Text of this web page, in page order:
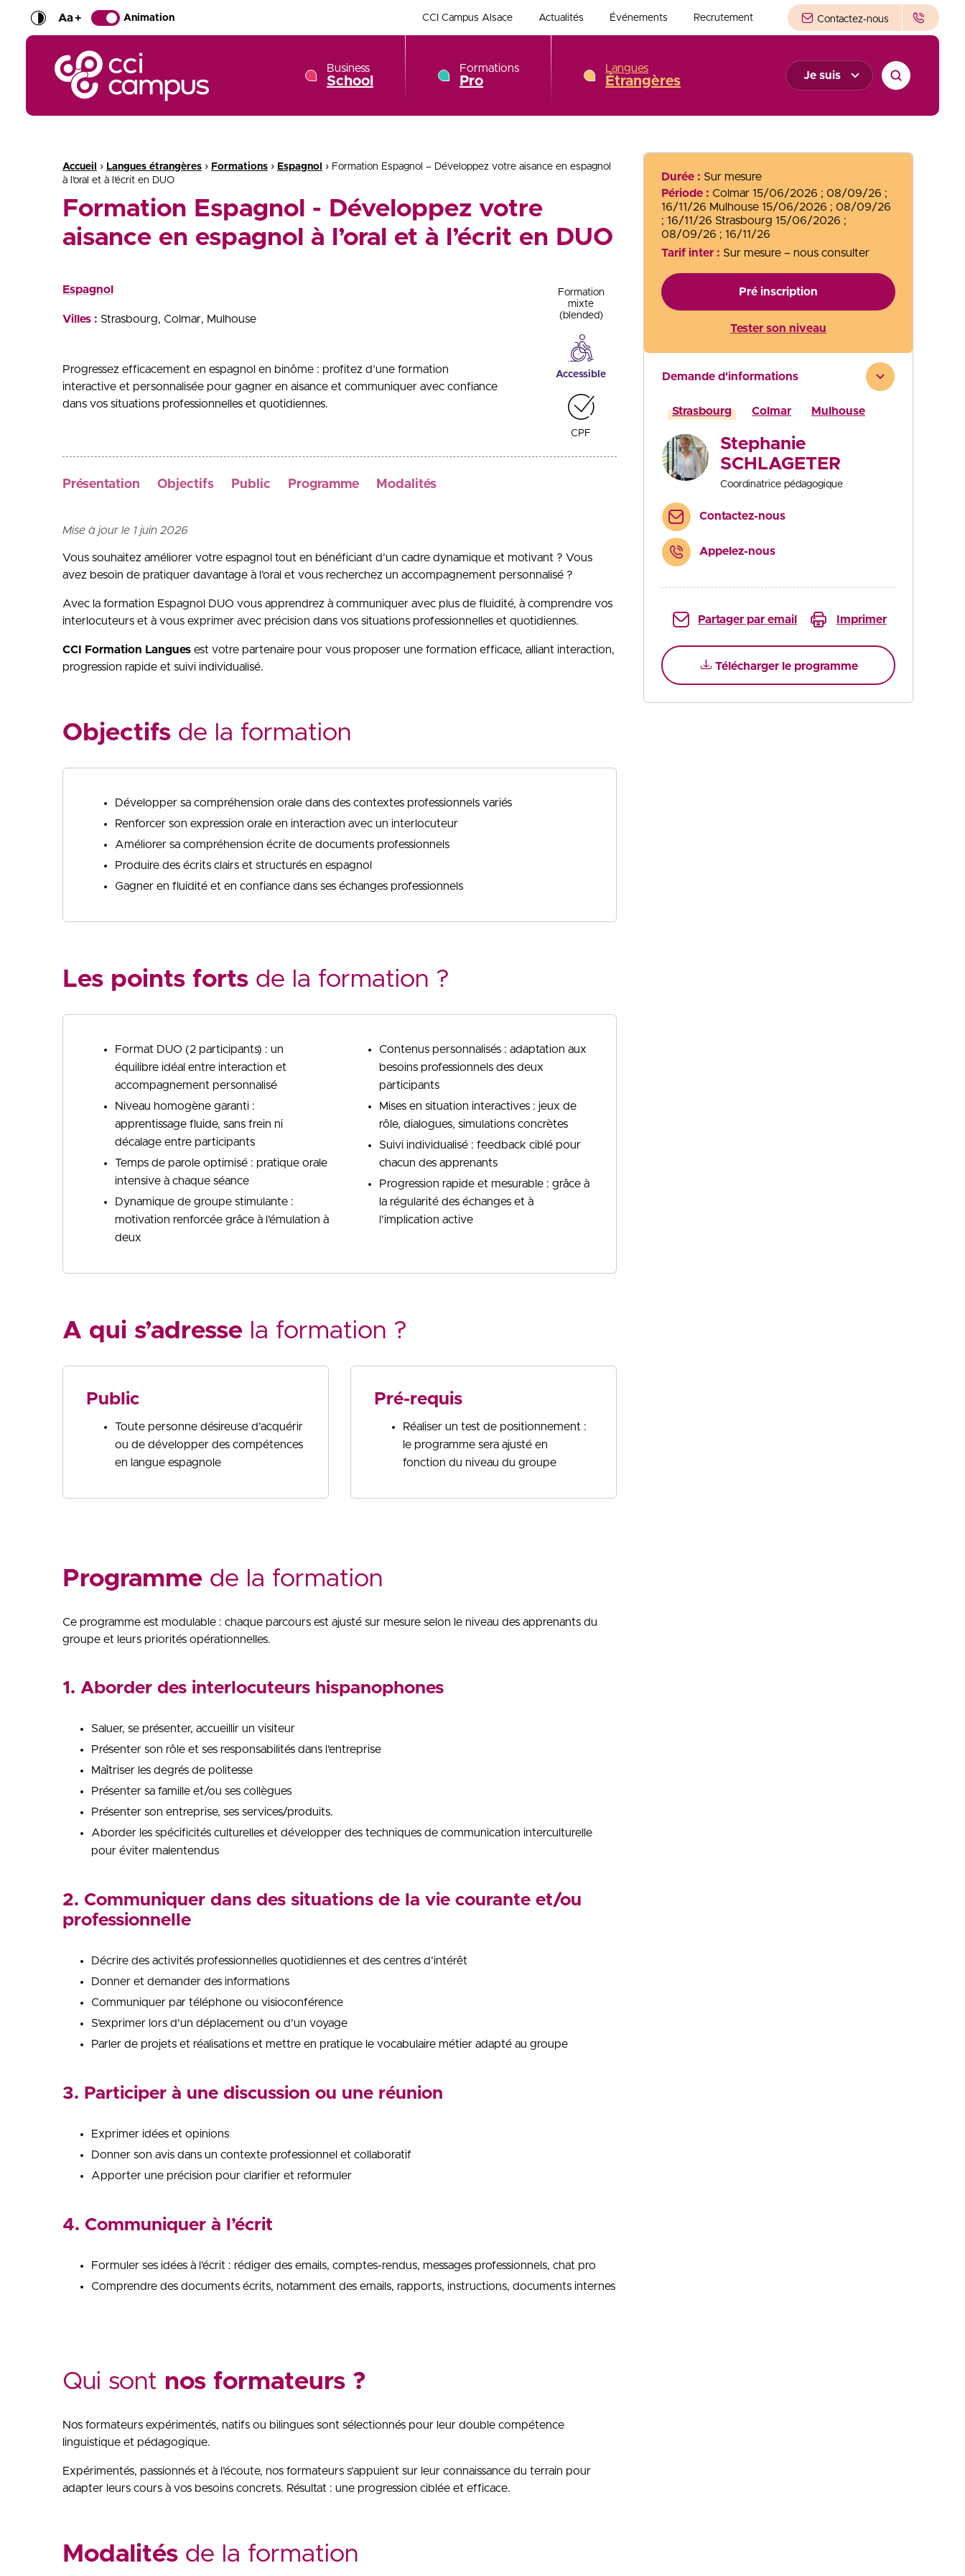
Aa+ Animation CCI Campus Alsace Actualités Événements Recrutement Contactez-nous
CCI Campus La formation qui vous ressemble
Business
School
Formations
Pro
Langues
Étrangères Je suis
Fil d'Ariane :
Accueil › Langues étrangères › Formations › Espagnol › Formation Espagnol – Développez votre aisance en espagnol
à l’oral et à l’écrit en DUO
Formation Espagnol - Développez votre
aisance en espagnol à l’oral et à l’écrit en DUO
Espagnol
Villes : Strasbourg Colmar Mulhouse
Progressez efficacement en espagnol en binôme : profitez d’une formation
interactive et personnalisée pour gagner en aisance et communiquer avec confiance
dans vos situations professionnelles et quotidiennes.
Formation
mixte
(blended)
Accessible
CPF
Présentation Objectifs Public Programme Modalités
Durée : Sur mesure
Période : Colmar 15/06/2026 ; 08/09/26 ;
16/11/26 Mulhouse 15/06/2026 ; 08/09/26
; 16/11/26 Strasbourg 15/06/2026 ;
08/09/26 ; 16/11/26
Tarif inter : Sur mesure – nous consulter
Pré inscription
Tester son niveau
Demande d'informations
Strasbourg Colmar Mulhouse
Stephanie
SCHLAGETER
Coordinatrice pédagogique
Contactez-nous
Appelez-nous
Partager par email Imprimer
Télécharger le programme
Mise à jour le 1 juin 2026
Vous souhaitez améliorer votre espagnol tout en bénéficiant d’un cadre dynamique et motivant ? Vous
avez besoin de pratiquer davantage à l’oral et vous recherchez un accompagnement personnalisé ?
Avec la formation Espagnol DUO vous apprendrez à communiquer avec plus de fluidité, à comprendre vos
interlocuteurs et à vous exprimer avec précision dans vos situations professionnelles et quotidiennes.
CCI Formation Langues est votre partenaire pour vous proposer une formation efficace, alliant interaction,
progression rapide et suivi individualisé.
Objectifs de la formation
Développer sa compréhension orale dans des contextes professionnels variés
Renforcer son expression orale en interaction avec un interlocuteur
Améliorer sa compréhension écrite de documents professionnels
Produire des écrits clairs et structurés en espagnol
Gagner en fluidité et en confiance dans ses échanges professionnels
Les points forts de la formation ?
Format DUO (2 participants) : un
équilibre idéal entre interaction et
accompagnement personnalisé
Niveau homogène garanti :
apprentissage fluide, sans frein ni
décalage entre participants
Temps de parole optimisé : pratique orale
intensive à chaque séance
Dynamique de groupe stimulante :
motivation renforcée grâce à l’émulation à
deux
Contenus personnalisés : adaptation aux
besoins professionnels des deux
participants
Mises en situation interactives : jeux de
rôle, dialogues, simulations concrètes
Suivi individualisé : feedback ciblé pour
chacun des apprenants
Progression rapide et mesurable : grâce à
la régularité des échanges et à
l’implication active
A qui s’adresse la formation ?
Public
Toute personne désireuse d’acquérir
ou de développer des compétences
en langue espagnole
Pré-requis
Réaliser un test de positionnement :
le programme sera ajusté en
fonction du niveau du groupe
Programme de la formation
Ce programme est modulable : chaque parcours est ajusté sur mesure selon le niveau des apprenants du
groupe et leurs priorités opérationnelles.
1. Aborder des interlocuteurs hispanophones
Saluer, se présenter, accueillir un visiteur
Présenter son rôle et ses responsabilités dans l’entreprise
Maîtriser les degrés de politesse
Présenter sa famille et/ou ses collègues
Présenter son entreprise, ses services/produits.
Aborder les spécificités culturelles et développer des techniques de communication interculturelle
pour éviter malentendus
2. Communiquer dans des situations de la vie courante et/ou
professionnelle
Décrire des activités professionnelles quotidiennes et des centres d’intérêt
Donner et demander des informations
Communiquer par téléphone ou visioconférence
S’exprimer lors d’un déplacement ou d’un voyage
Parler de projets et réalisations et mettre en pratique le vocabulaire métier adapté au groupe
3. Participer à une discussion ou une réunion
Exprimer idées et opinions
Donner son avis dans un contexte professionnel et collaboratif
Apporter une précision pour clarifier et reformuler
4. Communiquer à l’écrit
Formuler ses idées à l’écrit : rédiger des emails, comptes-rendus, messages professionnels, chat pro
Comprendre des documents écrits, notamment des emails, rapports, instructions, documents internes
Qui sont nos formateurs ?
Nos formateurs expérimentés, natifs ou bilingues sont sélectionnés pour leur double compétence
linguistique et pédagogique.
Expérimentés, passionnés et à l’écoute, nos formateurs s’appuient sur leur connaissance du terrain pour
adapter leurs cours à vos besoins concrets. Résultat : une progression ciblée et efficace.
Modalités de la formation